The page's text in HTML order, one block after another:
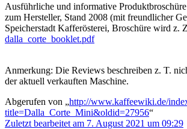
Ausführliche und informative
zum Hersteller, Stand 2008 (mit freundlicher
Speicherstadt Kafferösterei, Broschüre wird z.
dalla_corte_booklet.pdf
Anmerkung: Die Reviews beschreiben z. T.
der aktuell verkauften Maschine.
Abgerufen von „http://www.kaffeewiki.de/
title=Dalla_Corte_Mini&oldid=27956“
Zuletzt bearbeitet am 7. August 2021 um 09:29